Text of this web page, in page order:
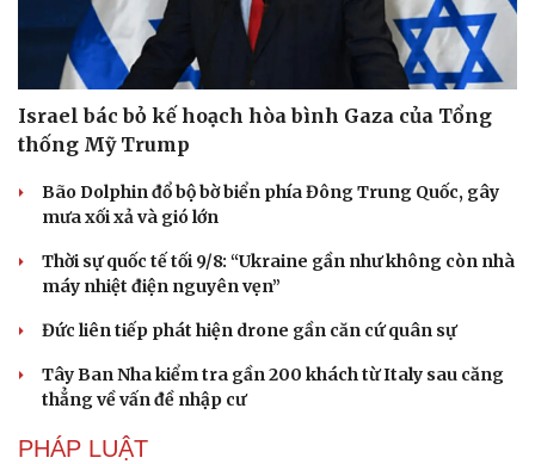
Du lịch
Săn Tour
Đọc truyện đêm khuya
Kể chuyện cho bé
Israel bác bỏ kế hoạch hòa bình Gaza của Tổng
thống Mỹ Trump
Bão Dolphin đổ bộ bờ biển phía Đông Trung Quốc, gây
mưa xối xả và gió lớn
Thời sự quốc tế tối 9/8: “Ukraine gần như không còn nhà
máy nhiệt điện nguyên vẹn”
Đức liên tiếp phát hiện drone gần căn cứ quân sự
Tây Ban Nha kiểm tra gần 200 khách từ Italy sau căng
thẳng về vấn đề nhập cư
PHÁP LUẬT